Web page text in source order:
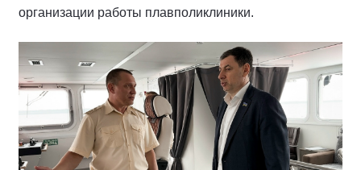
организации работы плавполиклиники.